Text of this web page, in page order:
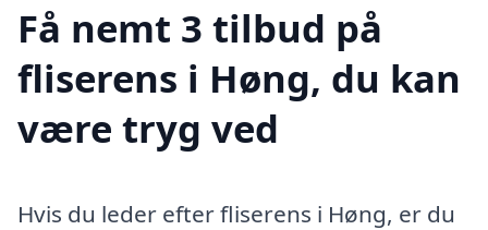
Få nemt 3 tilbud på
fliserens i Høng, du kan
være tryg ved
Hvis du leder efter fliserens i Høng, er du